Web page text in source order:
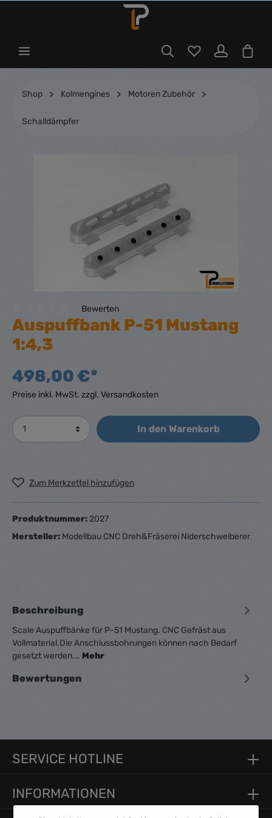
Shop Kolmengines Motoren Zubehör
Schalldämpfer
Bewerten
Auspuffbank P-51 Mustang
1:4,3
498,00 €*
Preise inkl. MwSt. zzgl. Versandkosten
In den Warenkorb
Zum Merkzettel hinzufügen
Produktnummer:2027
Hersteller: Modellbau CNC Dreh&Fräserei Niderschweiberer
Beschreibung
Scale Auspuffbänke für P-51 Mustang. CNC Gefräst aus
Vollmaterial.Die Anschlussbohrungen können nach Bedarf
gesetzt werden.… Mehr
Bewertungen
SERVICE HOTLINE
INFORMATIONEN